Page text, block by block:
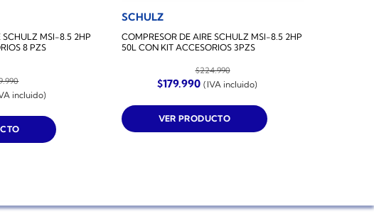
SCHULZ MSI-8.5 2HP
8 PZS
incluido)
SCHULZ
COMPRESOR DE AIRE SCHULZ MSI-8.5 2HP
50L CON KIT ACCESORIOS 3PZS
$224.990
El
precio
era:
$224.990.
$179.990El
precio
es:
$179.990.
(IVA incluido)
VER PRODUCTO